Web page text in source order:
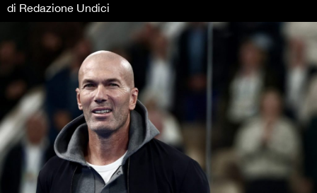
di Redazione Undici